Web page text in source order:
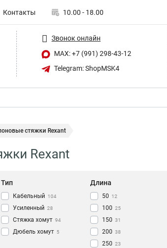
Контакты 10.00 - 18.00
Звонок онлайн
MAX: +7 (991) 298-43-12
Telegram: ShopMSK4
стяжки Rexant
Rexant
Тип
Кабельный 104
Усиленный 28
Стяжка хомут 94
Дюбель хомут 5
Длина
50 12
100 25
150 31
200 38
250 23